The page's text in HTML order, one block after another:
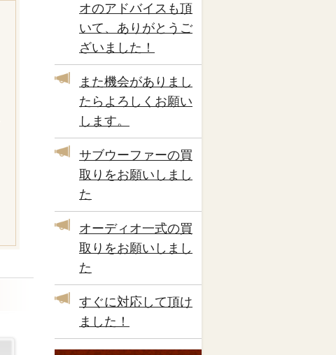
オのアドバイスも頂
いて、ありがとうご
ざいました！
また機会がありまし
たらよろしくお願い
します。
サブウーファーの買
取りをお願いしまし
た
オーディオ一式の買
取りをお願いしまし
た
すぐに対応して頂け
ました！